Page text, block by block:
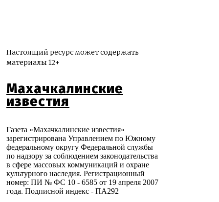
Настоящий ресурс может содержать
материалы 12+
Махачкалинские
известия
Газета «Махачкалинские известия»
зарегистрирована Управлением по Южному
федеральному округу Федеральной службы
по надзору за соблюдением законодательства
в сфере массовых коммуникаций и охране
культурного наследия. Регистрационный
номер: ПИ № ФС 10 - 6585 от 19 апреля 2007
года. Подписной индекс - ПА292